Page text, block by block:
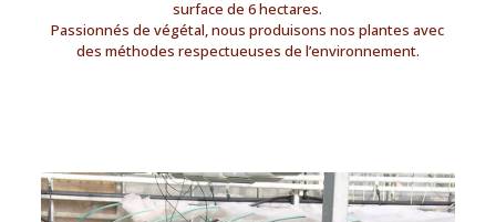
surface de 6 hectares.
Passionnés de végétal, nous produisons nos plantes avec
des méthodes respectueuses de l’environnement.